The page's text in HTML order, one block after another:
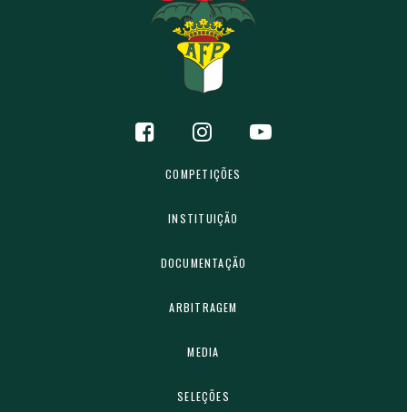
COMPETIÇÕES
INSTITUIÇÃO
DOCUMENTAÇÃO
ARBITRAGEM
MEDIA
SELEÇÕES